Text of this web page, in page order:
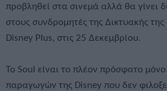
προβληθεί στα σινεμά αλλά θα γίνει
στους συνδρομητές της Δικτυακής
Disney Plus, στις 25 Δεκεμβρίου.
Το Soul είναι το πλέον πρόσφατο
παραγωγών της Disney που δεν